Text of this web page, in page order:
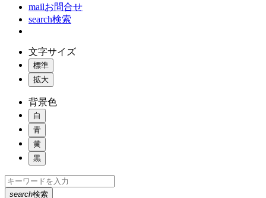
mailお問合せ
search検索
文字サイズ
標準
拡大
背景色
白
青
黄
黒
search検索